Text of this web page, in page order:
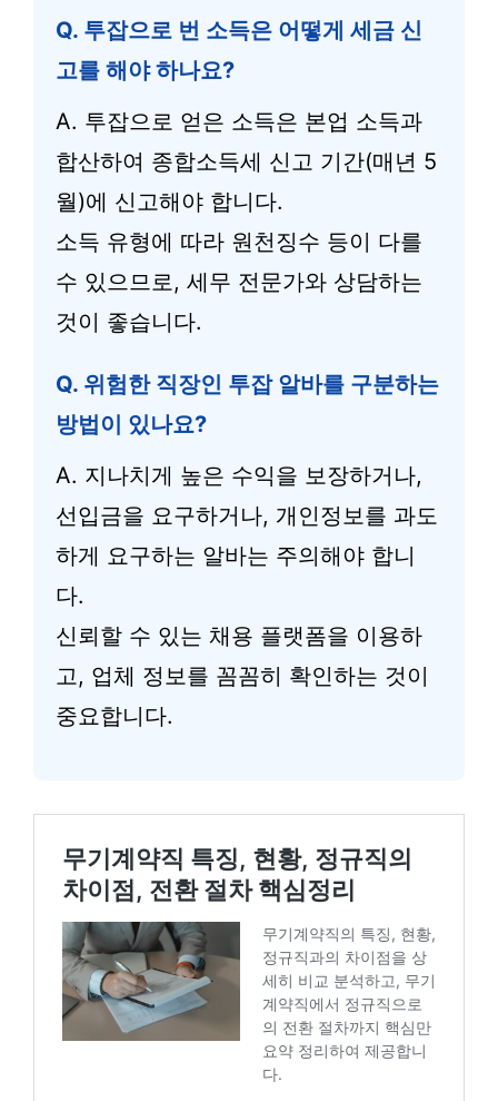
Q. 투잡으로 번 소득은 어떻게 세금 신
고를 해야 하나요?
A. 투잡으로 얻은 소득은 본업 소득과
합산하여 종합소득세 신고 기간(매년 5
월)에 신고해야 합니다.
소득 유형에 따라 원천징수 등이 다를
수 있으므로, 세무 전문가와 상담하는
것이 좋습니다.
Q. 위험한 직장인 투잡 알바를 구분하는
방법이 있나요?
A. 지나치게 높은 수익을 보장하거나,
선입금을 요구하거나, 개인정보를 과도
하게 요구하는 알바는 주의해야 합니
다.
신뢰할 수 있는 채용 플랫폼을 이용하
고, 업체 정보를 꼼꼼히 확인하는 것이
중요합니다.